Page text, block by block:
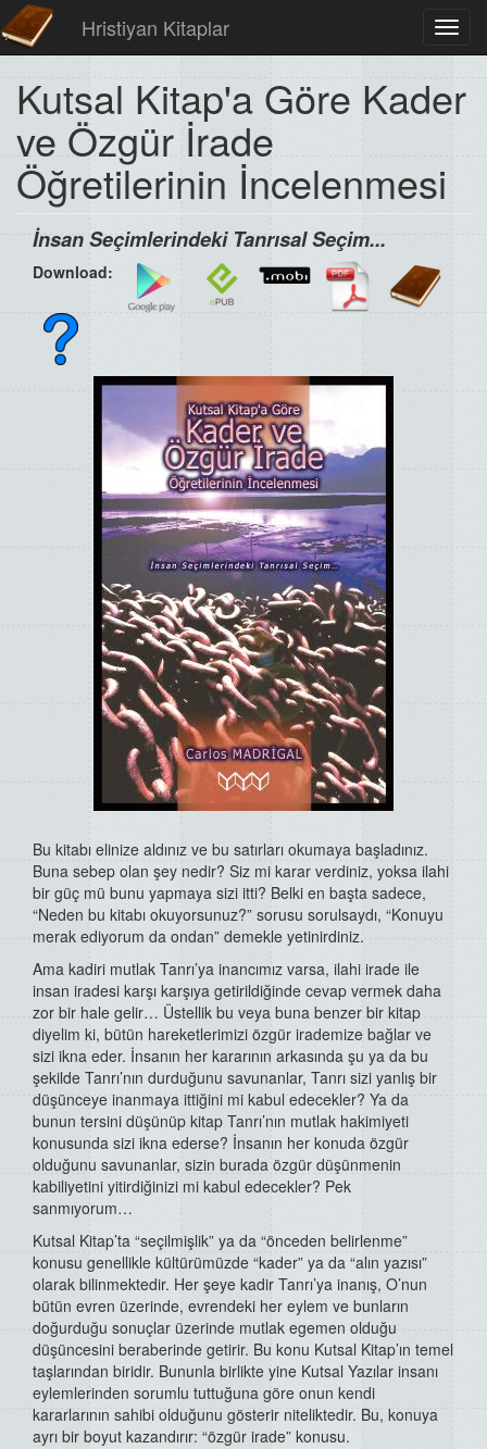
Hristiyan Kitaplar
Kutsal Kitap'a Göre Kader
ve Özgür İrade
Öğretilerinin İncelenmesi
İnsan Seçimlerindeki Tanrısal Seçim...
Download:
Bu kitabı elinize aldınız ve bu satırları okumaya başladınız.
Buna sebep olan şey nedir? Siz mi karar verdiniz, yoksa ilahi
bir güç mü bunu yapmaya sizi itti? Belki en başta sadece,
“Neden bu kitabı okuyorsunuz?” sorusu sorulsaydı, “Konuyu
merak ediyorum da ondan” demekle yetinirdiniz.
Ama kadiri mutlak Tanrı’ya inancımız varsa, ilahi irade ile
insan iradesi karşı karşıya getirildiğinde cevap vermek daha
zor bir hale gelir… Üstellik bu veya buna benzer bir kitap
diyelim ki, bütün hareketlerimizi özgür irademize bağlar ve
sizi ikna eder. İnsanın her kararının arkasında şu ya da bu
şekilde Tanrı’nın durduğunu savunanlar, Tanrı sizi yanlış bir
düşünceye inanmaya ittiğini mi kabul edecekler? Ya da
bunun tersini düşünüp kitap Tanrı’nın mutlak hakimiyeti
konusunda sizi ikna ederse? İnsanın her konuda özgür
olduğunu savunanlar, sizin burada özgür düşünmenin
kabiliyetini yitirdiğinizi mi kabul edecekler? Pek
sanmıyorum…
Kutsal Kitap’ta “seçilmişlik” ya da “önceden belirlenme”
konusu genellikle kültürümüzde “kader” ya da “alın yazısı”
olarak bilinmektedir. Her şeye kadir Tanrı’ya inanış, O’nun
bütün evren üzerinde, evrendeki her eylem ve bunların
doğurduğu sonuçlar üzerinde mutlak egemen olduğu
düşüncesini beraberinde getirir. Bu konu Kutsal Kitap’ın temel
taşlarından biridir. Bununla birlikte yine Kutsal Yazılar insanı
eylemlerinden sorumlu tuttuğuna göre onun kendi
kararlarının sahibi olduğunu gösterir niteliktedir. Bu, konuya
ayrı bir boyut kazandırır: “özgür irade” konusu.